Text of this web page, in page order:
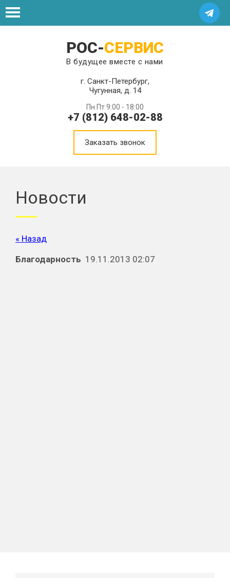
РОС-СЕРВИС
В будущее вместе с нами
г. Санкт-Петербург,
Чугунная, д. 14
Пн Пт 9:00 - 18:00
+7 (812) 648-02-88
Заказать звонок
Новости
« Назад
Благодарность 19.11.2013 02:07